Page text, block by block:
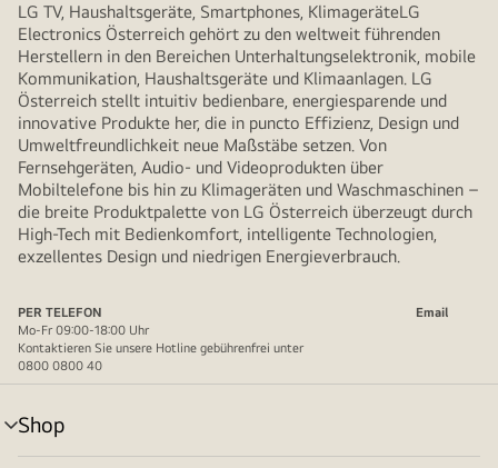
LG TV, Haushaltsgeräte, Smartphones, KlimageräteLG
Electronics Österreich gehört zu den weltweit führenden
Herstellern in den Bereichen Unterhaltungselektronik, mobile
Kommunikation, Haushaltsgeräte und Klimaanlagen. LG
Österreich stellt intuitiv bedienbare, energiesparende und
innovative Produkte her, die in puncto Effizienz, Design und
Umweltfreundlichkeit neue Maßstäbe setzen. Von
Fernsehgeräten, Audio- und Videoprodukten über
Mobiltelefone bis hin zu Klimageräten und Waschmaschinen –
die breite Produktpalette von LG Österreich überzeugt durch
High-Tech mit Bedienkomfort, intelligente Technologien,
exzellentes Design und niedrigen Energieverbrauch.
PER TELEFON
Email
Mo-Fr 09:00-18:00 Uhr
Kontaktieren Sie unsere Hotline gebührenfrei unter
0800 0800 40
Shop
Menü
umschalten